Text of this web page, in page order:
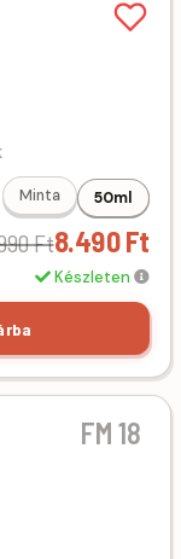
Minta 50ml
Ft8.490 Ft
Készleten
FM 18